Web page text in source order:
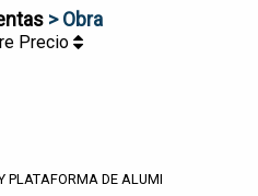
> Obra
Precio
PLATAFORMA DE ALUMI